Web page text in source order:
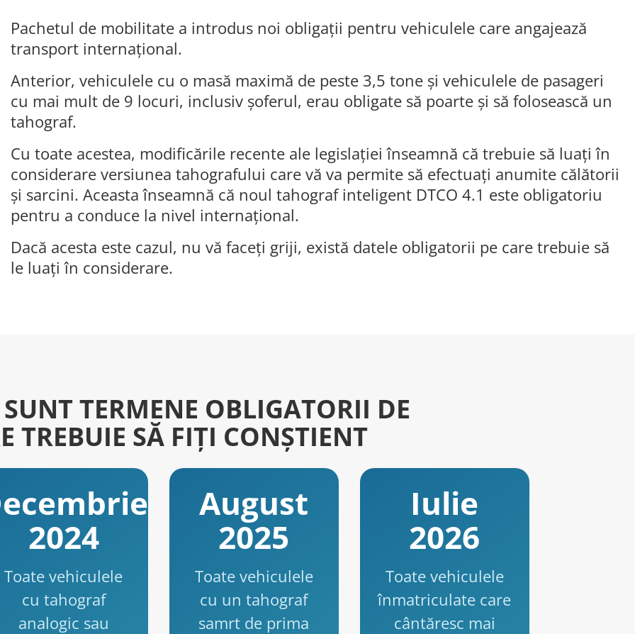
Pachetul de mobilitate a introdus noi obligații pentru vehiculele care angajează
transport internațional.
Anterior, vehiculele cu o masă maximă de peste 3,5 tone și vehiculele de pasageri
cu mai mult de 9 locuri, inclusiv șoferul, erau obligate să poarte și să folosească un
tahograf.
Cu toate acestea, modificările recente ale legislației înseamnă că trebuie să luați în
considerare versiunea tahografului care vă va permite să efectuați anumite călătorii
și sarcini. Aceasta înseamnă că noul tahograf inteligent DTCO 4.1 este obligatoriu
pentru a conduce la nivel internațional.
Dacă acesta este cazul, nu vă faceți griji, există datele obligatorii pe care trebuie să
le luați în considerare.
SUNT TERMENE OBLIGATORII DE
TREBUIE SĂ FIȚI CONŞTIENT
2024
Toate vehiculele
cu tahograf
analogic sau
August
2025
Toate vehiculele
cu un tahograf
samrt de prima
Iulie
2026
Toate vehiculele
înmatriculate care
cântăresc mai